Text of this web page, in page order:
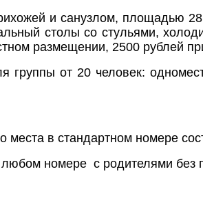
и санузлом, площадью
столы со стульями,
размещении, 2500 рублей
группы от 20 человек:
места в стандартном номере
номере с родителями без